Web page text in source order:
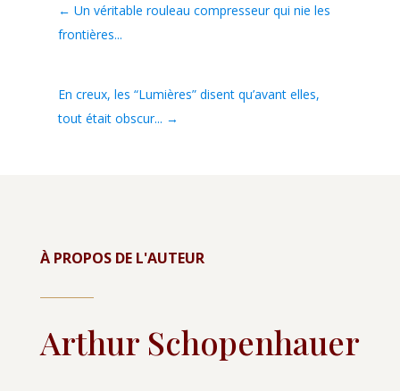
← Un véritable rouleau compresseur qui nie les
frontières...
En creux, les “Lumières” disent qu’avant elles,
tout était obscur... →
À PROPOS DE L'AUTEUR
Arthur Schopenhauer